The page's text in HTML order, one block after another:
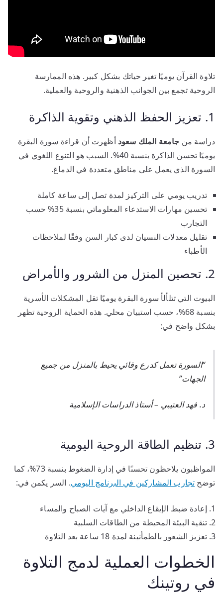
تلاوة القرآن يوميًا تغير حياتك بشكل كبير. هذه الممارسة
الروحية تجمع بين الجوانب الذهنية والروحية والعملية.
1. تعزيز الحفظ الذهني وتقوية الذاكرة
دراسة من جامعة الملك سعود أظهرت أن قراءة سورة البقرة
يوميًا تحسن الذاكرة بنسبة 40%. السبب هو التنوع اللغوي في
السورة الذي يعمل على مناطق متعددة في الدماغ.
تدريب يومي على التركيز لمدة تصل إلى ساعة كاملة
تحسين مهارات الاستدعاء المعلوماتي بنسبة 35% حسب
التجارب
تقليل معدلات النسيان لدى كبار السن وفقًا لملاحظات
الأطباء
2. تحصين المنزل من الشرور والأمراض
البيوت التي تتلألأ سورة البقرة يوميًا تقل المشكلات الأسرية
بنسبة 68%، حسب استبيان محلي. هذه الحماية الروحية تظهر
بشكل واضح في:
“السورة تعمل كدرع وقائي يحيط بالمنزل من جميع
الجهات”
د. فهد العتيبي – أستاذ الدراسات الإسلامية
3. تنظيم الطاقة الروحية اليومية
المواظبون يلاحظون تحسنًا في إدارة الضغوط بنسبة 73%، كما
توضح تجارب المشاركين في البرنامج اليومي. السر يكمن في:
إعادة ضبط الإيقاع الداخلي مع آيات الصباح والمساء
تنقية البيئة المحيطة من الطاقات السلبية
تعزيز الشعور بالطمأنينة لمدة 18 ساعة بعد التلاوة
الخطوات العملية لدمج التلاوة
في روتينك